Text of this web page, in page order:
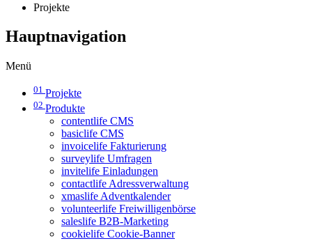
Projekte
Hauptnavigation
Menü
01 Projekte
02 Produkte
contentlife CMS
basiclife CMS
invoicelife Fakturierung
surveylife Umfragen
invitelife Einladungen
contactlife Adressverwaltung
xmaslife Adventkalender
volunteerlife Freiwilligenbörse
saleslife B2B-Marketing
cookielife Cookie-Banner